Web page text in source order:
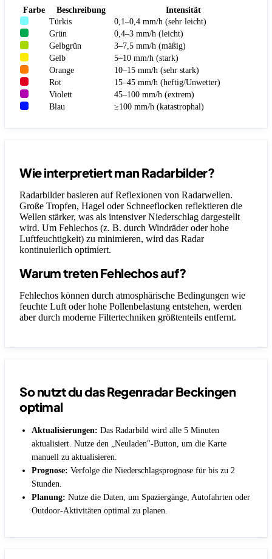
Farbe Beschreibung
Intensität
Türkis
0,1–0,4 mm/h (sehr leicht)
Grün
0,4–3 mm/h (leicht)
Gelbgrün
3–7,5 mm/h (mäßig)
Gelb
5–10 mm/h (stark)
Orange
10–15 mm/h (sehr stark)
Rot
15–45 mm/h (heftig/Unwetter)
Violett
45–100 mm/h (extrem)
Blau
≥100 mm/h (katastrophal)
Wie interpretiert man Radarbilder?
Radarbilder basieren auf Reflexionen von Radarwellen.
Große Tropfen, Hagel oder Schneeflocken reflektieren die
Wellen stärker, was als intensiver Niederschlag dargestellt
wird. Um Fehlechos (z. B. durch Windräder oder hohe
Luftfeuchtigkeit) zu minimieren, wird das Radar
kontinuierlich optimiert.
Warum treten Fehlechos auf?
Fehlechos können durch atmosphärische Bedingungen wie
feuchte Luft oder hohe Pollenbelastung entstehen, werden
aber durch moderne Filtertechniken größtenteils entfernt.
So nutzt du das Regenradar Beckingen
optimal
Aktualisierungen: Das Radarbild wird alle 5 Minuten
aktualisiert. Nutze den „Neuladen"-Button, um die Karte
manuell zu aktualisieren.
Prognose: Verfolge die Niederschlagsprognose für bis zu 2
Stunden.
Planung: Nutze die Daten, um Spaziergänge, Autofahrten oder
Outdoor-Aktivitäten optimal zu planen.